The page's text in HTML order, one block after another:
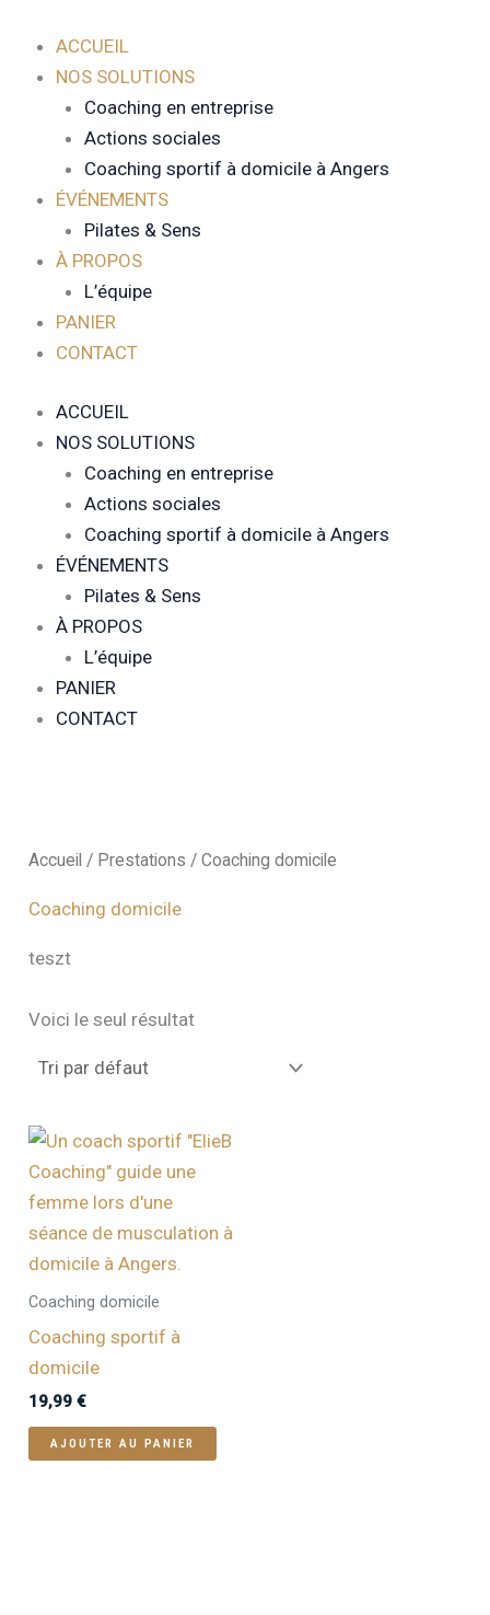
contenu
ACCUEIL
NOS SOLUTIONS
Coaching en entreprise
Actions sociales
Coaching sportif à domicile à Angers
ÉVÉNEMENTS
Pilates & Sens
À PROPOS
L’équipe
PANIER
CONTACT
ACCUEIL
NOS SOLUTIONS
Coaching en entreprise
Actions sociales
Coaching sportif à domicile à Angers
ÉVÉNEMENTS
Pilates & Sens
À PROPOS
L’équipe
PANIER
CONTACT
Accueil / Prestations / Coaching domicile
Coaching domicile
teszt
Voici le seul résultat
Coaching domicile
Coaching sportif à
domicile
19,99€
AJOUTER AU PANIER